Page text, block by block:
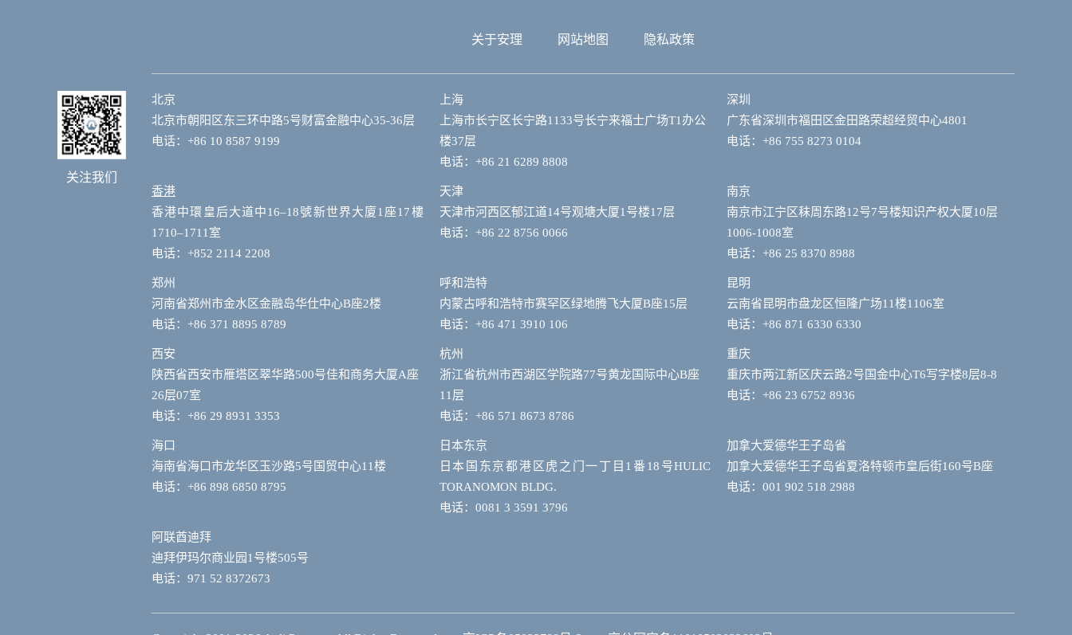
关于安理 网站地图 隐私政策
北京
北京市朝阳区东三环中路5号财富金融中心35-36层
电话：+86 10 8587 9199
上海
上海市长宁区长宁路1133号长宁来福士广场T1办公
楼37层
电话：+86 21 6289 8808
深圳
广东省深圳市福田区金田路荣超经贸中心4801
电话：+86 755 8273 0104
香港
香港中環皇后大道中16–18號新世界大廈1座17樓
1710–1711室
电话：+852 2114 2208
天津
天津市河西区郁江道14号观塘大厦1号楼17层
电话：+86 22 8756 0066
南京
南京市江宁区秣周东路12号7号楼知识产权大厦10层
1006-1008室
电话：+86 25 8370 8988
郑州
河南省郑州市金水区金融岛华仕中心B座2楼
电话：+86 371 8895 8789
呼和浩特
内蒙古呼和浩特市赛罕区绿地腾飞大厦B座15层
电话：+86 471 3910 106
昆明
云南省昆明市盘龙区恒隆广场11楼1106室
电话：+86 871 6330 6330
西安
陕西省西安市雁塔区翠华路500号佳和商务大厦A座
26层07室
电话：+86 29 8931 3353
杭州
浙江省杭州市西湖区学院路77号黄龙国际中心B座
11层
电话：+86 571 8673 8786
重庆
重庆市两江新区庆云路2号国金中心T6写字楼8层8-8
电话：+86 23 6752 8936
海口
海南省海口市龙华区玉沙路5号国贸中心11楼
电话：+86 898 6850 8795
日本东京
日本国东京都港区虎之门一丁目1番18号HULIC
TORANOMON BLDG.
电话：0081 3 3591 3796
加拿大爱德华王子岛省
加拿大爱德华王子岛省夏洛特顿市皇后街160号B座
电话：001 902 518 2988
阿联酋迪拜
迪拜伊玛尔商业园1号楼505号
电话：971 52 8372673
关注我们